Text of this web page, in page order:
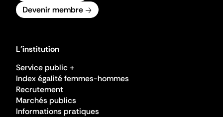
Devenir membre
L'institution
Service public +
Index égalité femmes-hommes
Recrutement
Marchés publics
Informations pratiques